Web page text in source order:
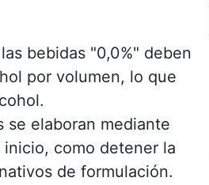
bebidas "0,0%" deben
por volumen, lo que
se elaboran mediante
como detener la
de formulación.